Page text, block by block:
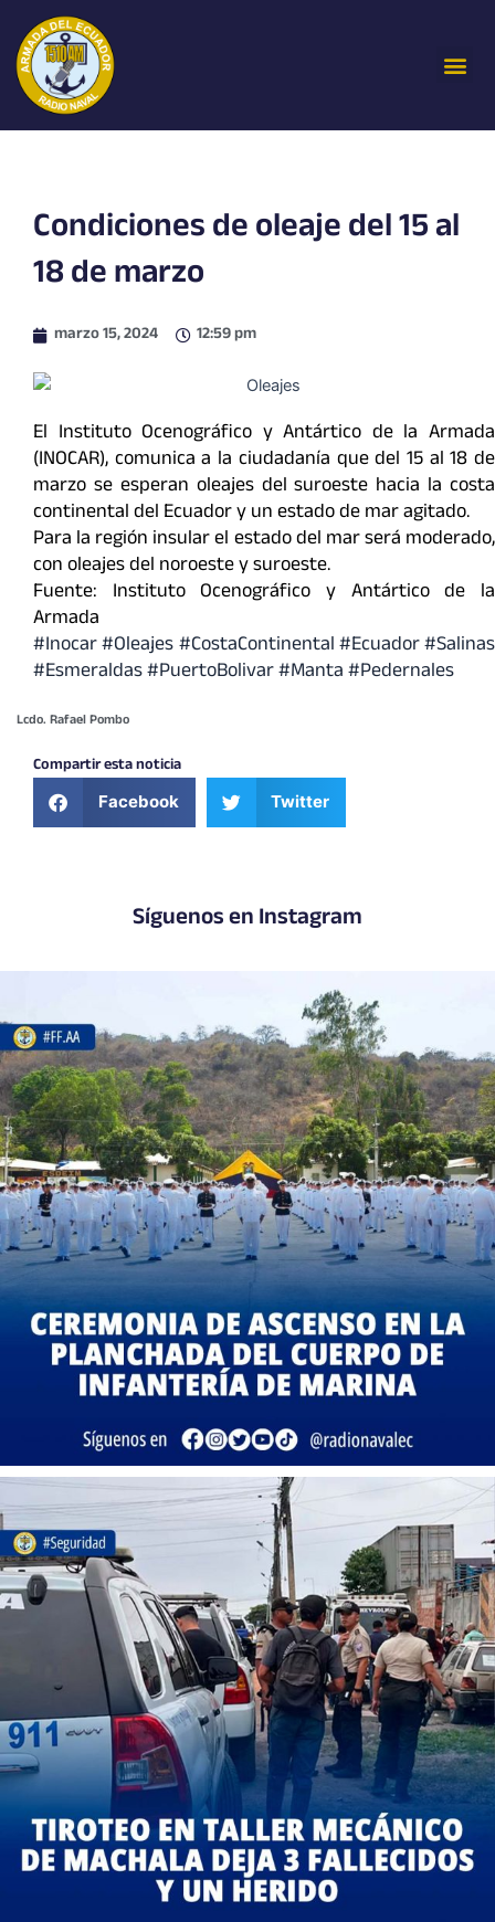
contenido
Condiciones de oleaje del 15 al
18 de marzo
marzo 15, 2024 12:59 pm
El Instituto Ocenográfico y Antártico de la Armada
(INOCAR), comunica a la ciudadanía que del 15 al 18 de
marzo se esperan oleajes del suroeste hacia la costa
continental del Ecuador y un estado de mar agitado.
Para la región insular el estado del mar será moderado,
con oleajes del noroeste y suroeste.
Fuente: Instituto Ocenográfico y Antártico de la
Armada
#Inocar #Oleajes #CostaContinental #Ecuador #Salinas
#Esmeraldas #PuertoBolivar #Manta #Pedernales
Lcdo. Rafael Pombo
Compartir esta noticia
Facebook Twitter
Síguenos en Instagram